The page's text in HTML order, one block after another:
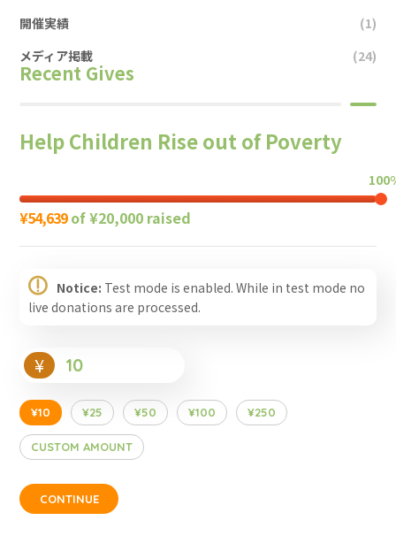
開催実績
(1)
メディア掲載
(24)
Recent Gives
Help Children Rise out of Poverty
¥54,639of¥20,000 raised
Notice: Test mode is enabled. While in test mode no
live donations are processed.
¥
¥10 ¥25 ¥50 ¥100 ¥250
CUSTOM AMOUNT
CONTINUE